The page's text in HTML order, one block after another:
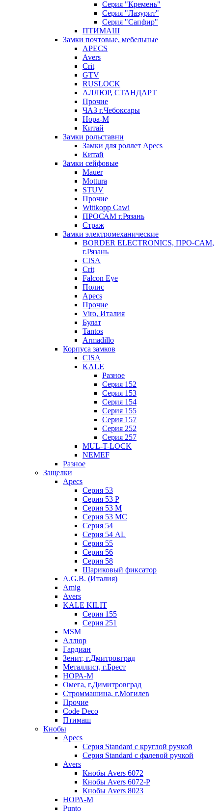
Серия "Кремень"
Серия "Лазурит"
Серия "Сапфир"
ПТИМАШ
Замки почтовые, мебельные
APECS
Avers
Crit
GTV
RUSLOCK
АЛЛЮР, СТАНДАРТ
Прочие
ЧАЗ г.Чебоксары
Нора-М
Китай
Замки рольставни
Замки для роллет Apecs
Китай
Замки сейфовые
Mauer
Mottura
STUV
Прочие
Wittkopp Cawi
ПРОСАМ г.Рязань
Страж
Замки электромеханические
BORDER ELECTRONICS, ПРО-САМ,
г.Рязань
CISA
Crit
Falcon Eye
Полис
Apecs
Прочие
Viro, Италия
Булат
Tantos
Armadillo
Корпуса замков
CISA
KALE
Разное
Серия 152
Серия 153
Серия 154
Серия 155
Серия 157
Серия 252
Серия 257
MUL-T-LOCK
NEMEF
Разное
Защелки
Apecs
Серия 53
Серия 53 P
Серия 53 М
Серия 53 МC
Серия 54
Серия 54 AL
Серия 55
Серия 56
Серия 58
Шариковый фиксатор
A.G.B. (Италия)
Amig
Avers
KALE KILIT
Серия 155
Серия 251
MSM
Аллюр
Гардиан
Зенит, г.Дмитровград
Металлист, г.Брест
НОРА-М
Омега, г.Димитровград
Строммашина, г.Могилев
Прочие
Code Deco
Птимаш
Кнобы
Apecs
Серия Standard с круглой ручкой
Серия Standard с фалевой ручкой
Avers
Кнобы Avers 6072
Кнобы Avers 6072-P
Кнобы Avers 8023
НОРА-М
Punto